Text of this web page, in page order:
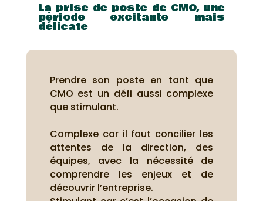
La prise de poste de CMO, une
période excitante mais
délicate
Prendre son poste en tant que
CMO est un défi aussi complexe
que stimulant.
Complexe car il faut concilier les
attentes de la direction, des
équipes, avec la nécessité de
comprendre les enjeux et de
découvrir l’entreprise.